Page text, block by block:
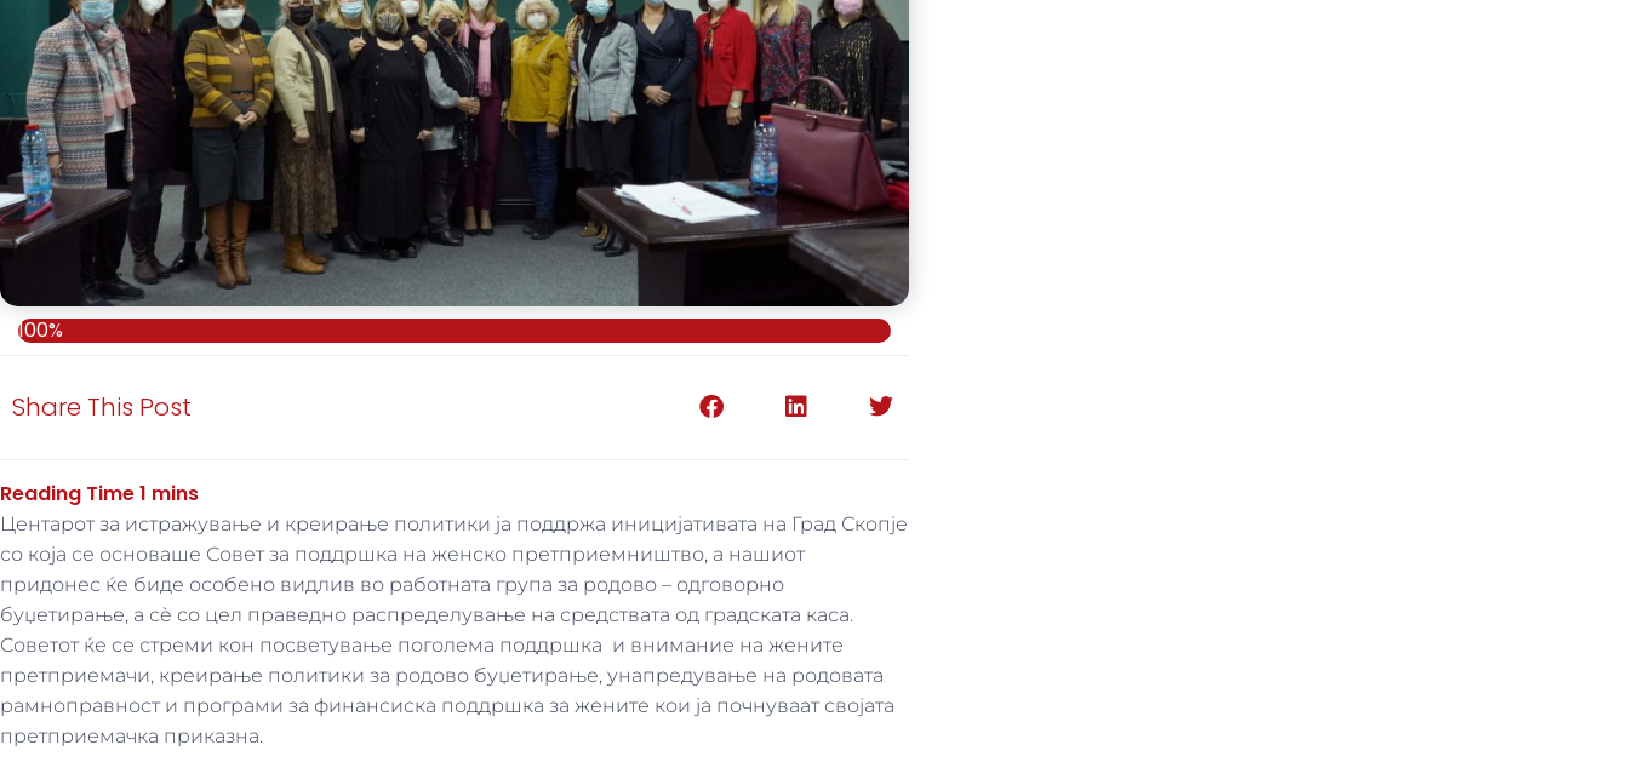
100%
Share This Post
Центарот за истражување и креирање политики ја поддржа иницијативата на Град Скопје
со која се основаше Совет за поддршка на женско претприемништво, а нашиот
придонес ќе биде особено видлив во работната група за родово – одговорно
буџетирање, а сè со цел праведно распределување на средствата од градската каса.
Советот ќе се стреми кон посветување поголема поддршка и внимание на жените
претприемачи, креирање политики за родово буџетирање, унапредување на родовата
рамноправност и програми за финансиска поддршка за жените кои ја почнуваат својата
претприемачка приказна.